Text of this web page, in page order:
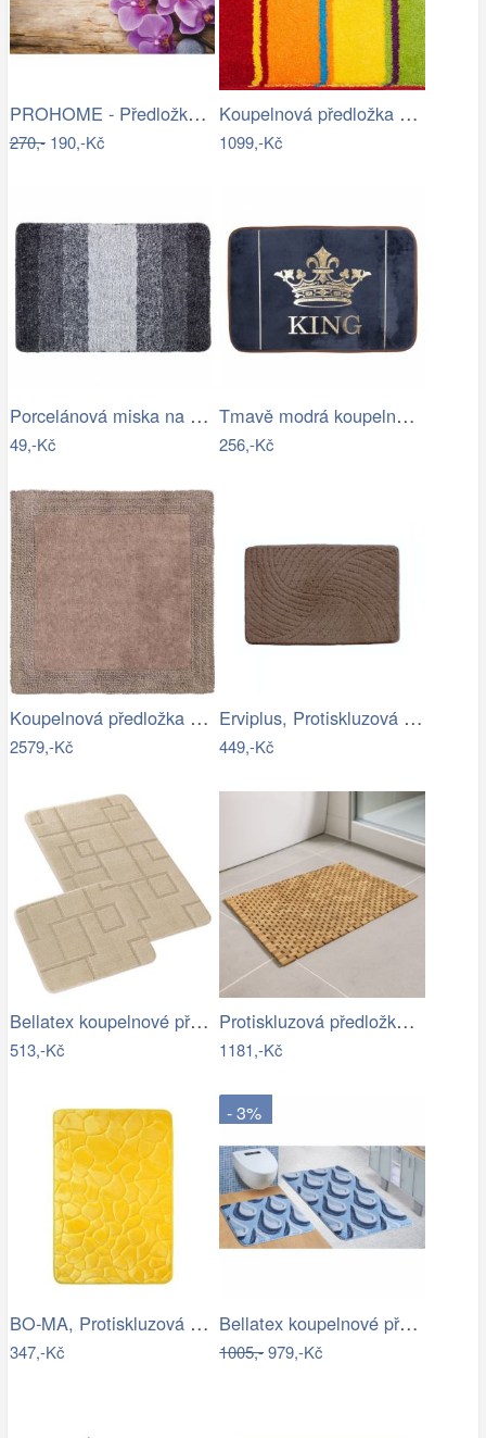
PROHOME - Předložka koupelnová 45x70cm…
270,-190,-Kč
Koupelnová předložka SUMMERTIME
1099,-Kč
Porcelánová miska na creme brulee TORO…
49,-Kč
Tmavě modrá koupelnová předložka King -…
256,-Kč
Koupelnová předložka LUXOR
2579,-Kč
Erviplus, Protiskluzová koupelnová…
449,-Kč
Bellatex koupelnové předložky SADA BANY…
513,-Kč
Protiskluzová předložka do koupelny,…
1181,-Kč
BO-MA, Protiskluzová koupelnová…
347,-Kč
- 3%
Bellatex koupelnové předložky ULTRA…
1005,-979,-Kč